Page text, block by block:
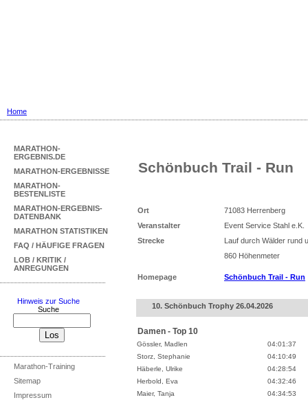
Home
MARATHON-
ERGEBNIS.DE
MARATHON-ERGEBNISSE
MARATHON-
BESTENLISTE
MARATHON-ERGEBNIS-
DATENBANK
MARATHON STATISTIKEN
FAQ / HÄUFIGE FRAGEN
LOB / KRITIK /
ANREGUNGEN
Hinweis zur Suche
Suche
Marathon-Training
Sitemap
Impressum
Schönbuch Trail - Run
Ort
71083 Herrenberg
Veranstalter
Event Service Stahl e.K.
Strecke
Lauf durch Wälder rund
860 Höhenmeter
Homepage Schönbuch Trail - Run
10. Schönbuch Trophy 26.04.2026
Damen - Top 10
Gössler, Madlen
04:01:37
Storz, Stephanie
04:10:49
Häberle, Ulrike
04:28:54
Herbold, Eva
04:32:46
Maier, Tanja
04:34:53